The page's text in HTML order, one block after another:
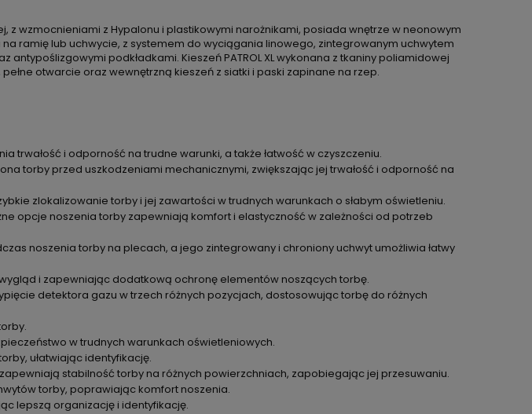
wzmocnieniami z Hypalonu i plastikowymi narożnikami, posiada wnętrze w neonowym
ramię lub uchwycie, z systemem do wyciągania linowego, zintegrowanym uchwytem
podkładkami. Kieszeń PATROL XL wykonana z tkaniny poliamidowej
otwarcie oraz wewnętrzną kieszeń z siatki i paski zapinane na rzep.
trwałość i odporność na trudne warunki, a także łatwość w czyszczeniu.
torby przed uszkodzeniami mechanicznymi, zwiększając jej trwałość i odporność na
zlokalizowanie torby i jej zawartości w trudnych warunkach o słabym oświetleniu.
opcje noszenia torby zapewniają komfort i elastyczność w zależności od potrzeb
noszenia torby na plecach, a jego zintegrowany i chroniony uchwyt umożliwia łatwy
i zapewniając dodatkową ochronę elementów noszących torbę.
detektora gazu w trzech różnych pozycjach, dostosowując torbę do różnych
w trudnych warunkach oświetleniowych.
ułatwiając identyfikację.
stabilność torby na różnych powierzchniach, zapobiegając jej przesuwaniu.
torby, poprawiając komfort noszenia.
lepszą organizację i identyfikację.